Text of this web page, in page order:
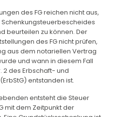
des FG reichen nicht aus,
beurteilen zu können. Der
des FG nicht prüfen,
aus dem notariellen Vertrag
und wann in diesem Fall
2 des Erbschaft- und
entstanden ist.
entsteht die Steuer
mit dem Zeitpunkt der